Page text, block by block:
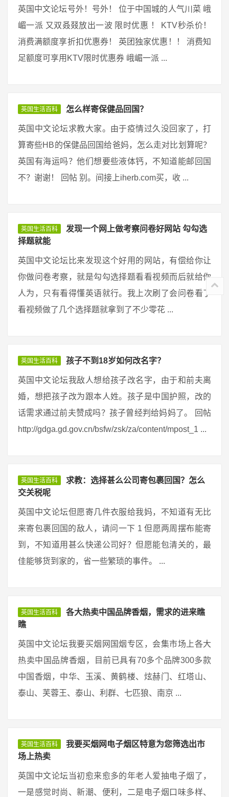
英国中文论坛号外！号外！ 位于中国城的人气川菜 峨
嵋一派 又双叒叕放出一波 限时优惠 ！ KTV秒杀价！
消费满额度享折扣优惠券！ 英团独家优惠！！ 消费知
足额度可享用KTV限时优惠券 峨嵋一派 ...
英国生活百科 怎么样寄保健品回国？
英国中文论坛求教大家。由于疫情过久没回家了，打
算寄些HB的保健品回国给爸妈，怎么走对比划算呢？
英国有海运吗？他们想要些液体钙，不知道能邮回国
不？谢谢！ 回帖 别。间接上iherb.com买，收 ...
英国生活百科
发现一个网上做考察问卷好网站 勾勾选
择题就能
英国中文论坛比来发现这个好用的网站，有偿给你让
你做问卷考察，就是勾勾选择题看看视频而后就给你
人为，只有看得懂英语就行。我上次刷了会问卷看了
看视频做了几个选择题就拿到了不少零花 ...
英国生活百科 孩子不到18岁如何改名字？
英国中文论坛我敌人想给孩子改名字，由于和前夫离
婚，想把孩子改为跟本人姓。孩子是中国护照，改的
话需求通过前夫赞成吗？孩子曾经判给妈妈了。 回帖
http://gdga.gd.gov.cn/bsfw/zsk/za/content/mpost_1 ...
英国生活百科
求教：选择甚么公司寄包裹回国？怎么
交关税呢
英国中文论坛但愿寄几件衣服给我妈，不知道有无比
来寄包裹回国的敌人，请问一下 1 但愿两周摆布能寄
到，不知道用甚么快递公司好？但愿能包清关的，最
佳能够货到家的，省一些繁琐的事件。 ...
英国生活百科
各大热卖中国品牌香烟，需求的进来瞧
瞧
英国中文论坛我要买烟网国烟专区，会集市场上各大
热卖中国品牌香烟，目前已具有70多个品牌300多款
中国香烟，中华、玉溪、黄鹤楼、炫赫门、红塔山、
泰山、芙蓉王、泰山、利群、七匹狼、南京 ...
英国生活百科
我要买烟网电子烟区特意为您筛选出市
场上热卖
英国中文论坛当初愈来愈多的年老人爱抽电子烟了，
一是感觉时尚、新潮、便利，二是电子烟口味多样、